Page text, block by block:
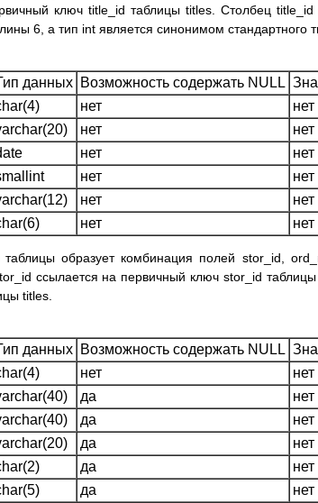
ключ title_id таблицы titles. Столбец title_id
6, а тип int является синонимом стандартного
данных Возможность содержать NULL
нет
нет
нет
нет
нет
нет
нет
нет
нет
нет
нет нет
образует комбинация полей stor_id,
ссылается на первичный ключ stor_id
titles.
данных Возможность содержать NULL
нет
нет
да
нет
да
нет
да
нет
да
нет
да нет